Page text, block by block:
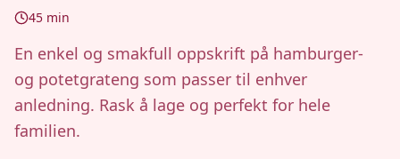
45 min
En enkel og smakfull oppskrift på hamburger-
og potetgrateng som passer til enhver
anledning. Rask å lage og perfekt for hele
familien.